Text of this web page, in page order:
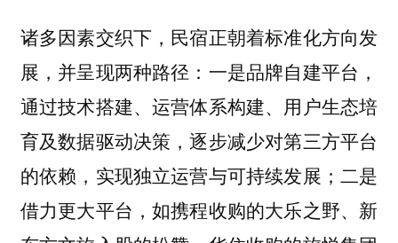
诸多因素交织下，民宿正朝着标准化方向发
展，并呈现两种路径：一是品牌自建平台，
通过技术搭建、运营体系构建、用户生态培
育及数据驱动决策，逐步减少对第三方平台
的依赖，实现独立运营与可持续发展；二是
借力更大平台，如携程收购的大乐之野、新